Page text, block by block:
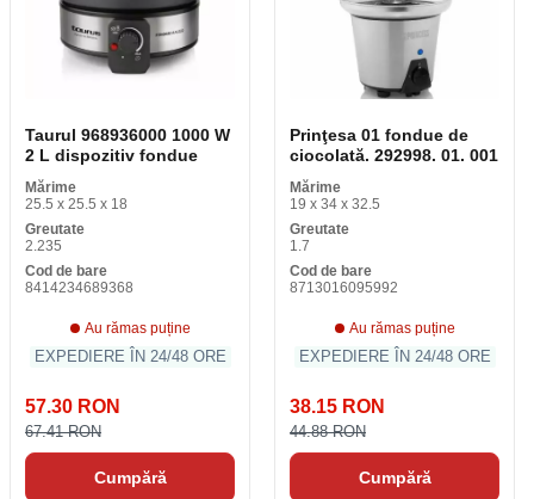
Taurul 968936000 1000 W
2 L dispozitiv fondue
Mărime
25.5 x 25.5 x 18
Greutate
2.235
Cod de bare
8414234689368
Au rămas puține
EXPEDIERE ÎN 24/48 ORE
57.30 RON
67.41 RON
Cumpără
Prinţesa 01 fondue de
ciocolată. 292998. 01. 001
Mărime
19 x 34 x 32.5
Greutate
1.7
Cod de bare
8713016095992
Au rămas puține
EXPEDIERE ÎN 24/48 ORE
38.15 RON
44.88 RON
Cumpără